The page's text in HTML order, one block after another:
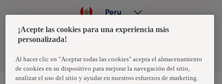
Política de privacidad de datos
Peru
¡Acepte las cookies para una experiencia más
personalizada!
Al hacer clic en "Aceptar todas las cookies" acepta el almacenamiento
de cookies en su dispositivo para mejorar la navegación del sitio,
analizar el uso del sitio y ayudar en nuestros esfuerzos de marketing.